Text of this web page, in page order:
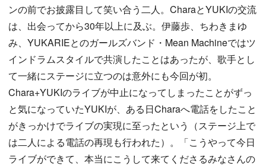
ンの前でお披露目して笑い合う二人。CharaとYUKIの交流
は、出会ってから30年以上に及ぶ。伊藤歩、ちわきまゆ
み、YUKARIEとのガールズバンド・Mean Machineではツ
インドラムスタイルで共演したことはあったが、歌手とし
て一緒にステージに立つのは意外にも今回が初。
Chara+YUKIのライブが中止になってしまったことがずっ
と気になっていたYUKIが、ある日Charaへ電話をしたこと
がきっかけでライブの実現に至ったという（ステージ上で
は二人による電話の再現も行われた）。「こうやって今日
ライブができて、本当にこうして来てくださるみなさんの